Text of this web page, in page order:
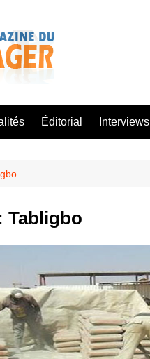
Éditorial Interviews
Tabligbo